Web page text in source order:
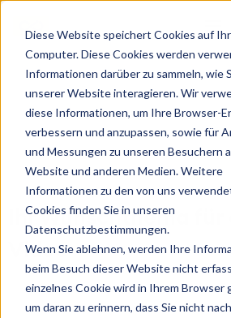
Diese Website speichert Cookies auf
Computer. Diese Cookies werden
Informationen darüber zu sammeln, wie
unserer Website interagieren. Wir
diese Informationen, um Ihre Browser-
verbessern und anzupassen, sowie für
und Messungen zu unseren Besuchern
Website und anderen Medien. Weitere
Informationen zu den von uns
Cookies finden Sie in unseren
Datenschutzbestimmungen.
Wenn Sie ablehnen, werden Ihre
beim Besuch dieser Website nicht
einzelnes Cookie wird in Ihrem Browser
um daran zu erinnern, dass Sie nicht
Jira Spotlight Videos: Welches
nächstes beleuchten?
Ihr Wunschthema
Video